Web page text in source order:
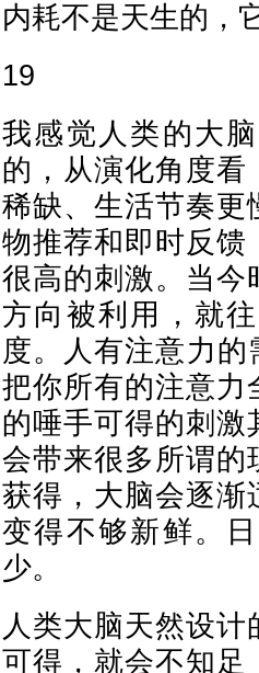
内耗不是天生的，
19
我感觉人类的大
的，从演化角度
稀缺、生活节奏更
物推荐和即时反馈
很高的刺激。当今
方向被利用，就
度。人有注意力
把你所有的注意力
的唾手可得的刺
会带来很多所谓的
获得，大脑会逐渐
变得不够新鲜。
少。
人类大脑天然设
可得，就会不知足